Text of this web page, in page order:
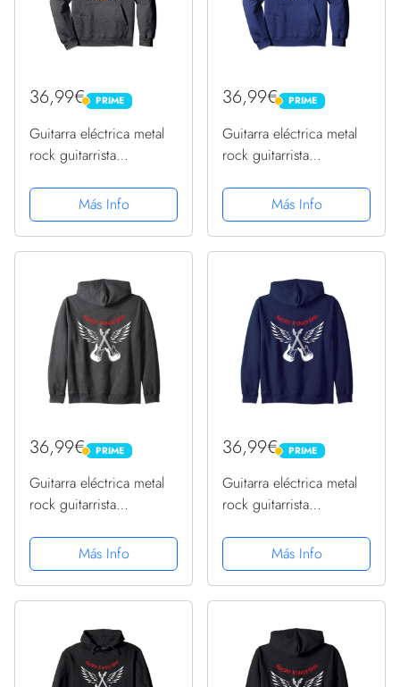
36,99€ PRIME
PRIME
Guitarra eléctrica metal
rock guitarrista
Sudadera con Capucha
Más Info
36,99€ PRIME
PRIME
Guitarra eléctrica metal
rock guitarrista
Sudadera con Capucha
Más Info
36,99€ PRIME
PRIME
Guitarra eléctrica metal
rock guitarrista
Sudadera con Capucha
Más Info
36,99€ PRIME
PRIME
Guitarra eléctrica metal
rock guitarrista
Sudadera con Capucha
Más Info